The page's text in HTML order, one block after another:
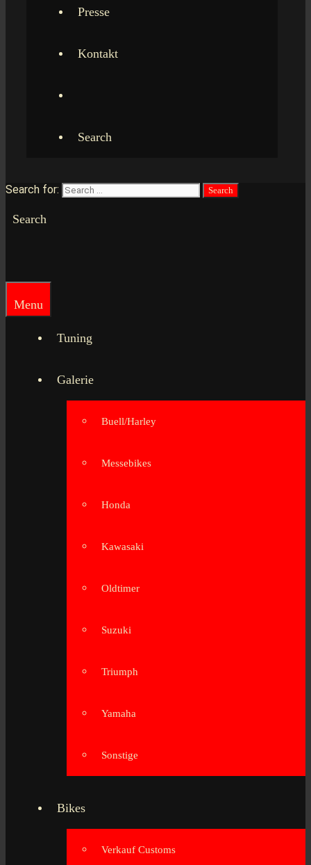
Presse
Kontakt
Search
Search for:
Search
Menu
Tuning
Galerie
Buell/Harley
Messebikes
Honda
Kawasaki
Oldtimer
Suzuki
Triumph
Yamaha
Sonstige
Bikes
Verkauf Customs